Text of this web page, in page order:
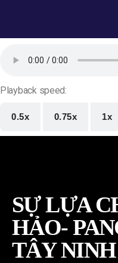
Playback speed:
0.5x 0.75x 1x
SỰ LỰA
HẢO-
TÂY NINH